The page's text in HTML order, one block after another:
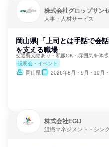
株式会社グロップサン
人事・人材サービス
岡山県|「上司とは手話で会
を支える職場
交通費支給あり・私服OK・雰囲気を体
説明会・イベント
岡山県
2026年8月・9月・10月
株式会社EGIJ
組織マネジメント・シン